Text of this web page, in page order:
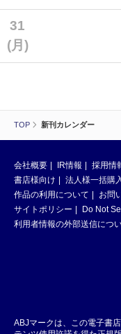
TOP 新刊カレンダー
31
(月)
会社概要 IR情報 採用情
書店様向け
法人様一括購
作品の利用について
お問
サイトポリシー
Do Not
利用者情報の外部送信につ
ABJマークは、この電子書